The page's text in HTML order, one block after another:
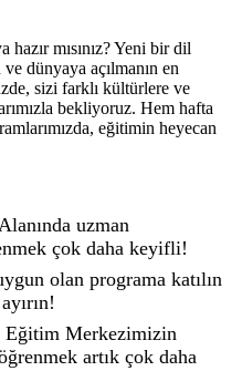
hazır mısınız? Yeni bir dil
dünyaya açılmanın en
sizi farklı kültürlere ve
bekliyoruz. Hem hafta
eğitimin heyecan
uzman
çok daha keyifli!
olan programa katılın
Eğitim Merkezimizin
artık çok daha